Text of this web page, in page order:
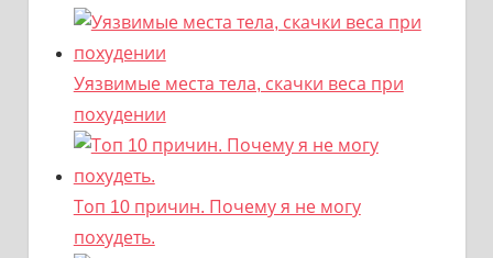
Уязвимые места тела, скачки веса при
похудении
Топ 10 причин. Почему я не могу
похудеть.